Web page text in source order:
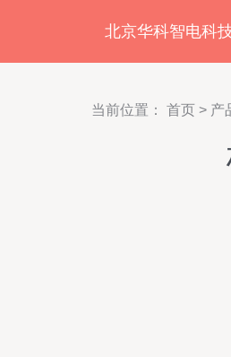
北京华科智电科
当前位置： 首页 > 产